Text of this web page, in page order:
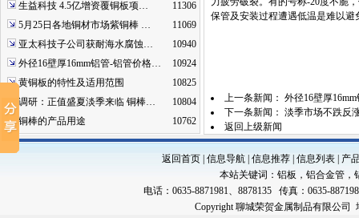
生益科技 4.5亿增资覆铜板项…
11306
5月25日各地铜材市场紫铜棒 …
11069
亚太科技子公司获耐海水腐蚀…
10940
外径16壁厚16mm铝管-铝管价格…
10924
黄铜板的特性及适用范围
10825
调研：正值盛夏淡季来临 铜棒…
10804
铜棒的产品用途
10762
保管及安装过程遭遇低温是难以
上一条新闻： 外径16壁厚
下一条新闻： 淡季市场不跌反
返回上级新闻
返回首页 信息导航 信息推荐 信息列表
产
本站关键词： 铝板 ， 铝合金管 ，
电话：0635-8871981、8878135 传真：0635-
Copyright 聊城荣贺金属制品有限公